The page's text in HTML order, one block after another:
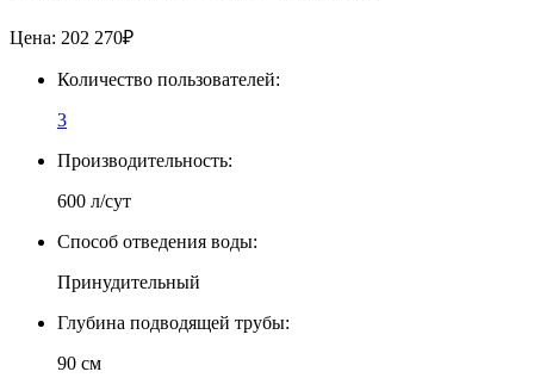
Цена: 202 270₽
Количество пользователей:
3
Производительность:
600 л/сут
Способ отведения воды:
Принудительный
Глубина подводящей трубы:
90 см